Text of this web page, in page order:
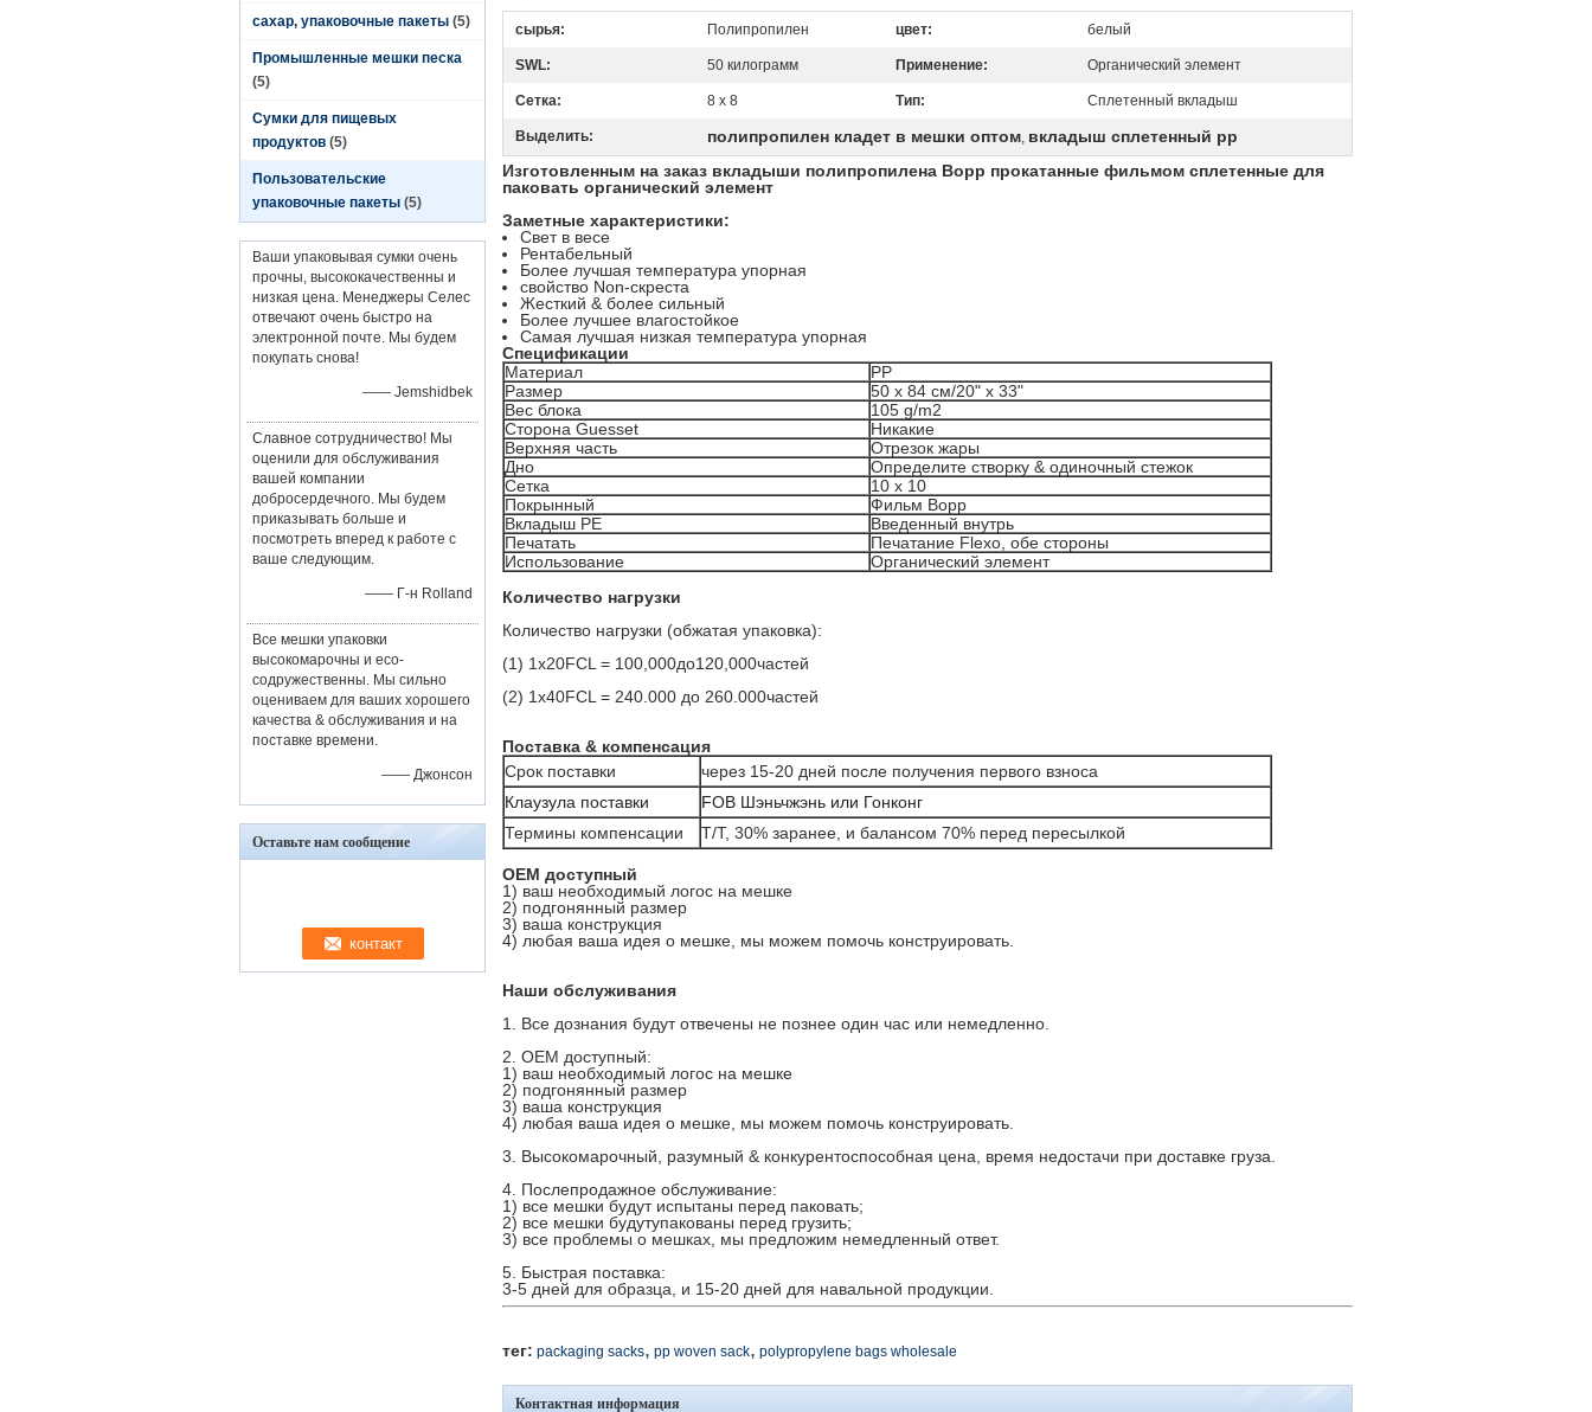
сахар, упаковочные пакеты (5)
Промышленные мешки песка
(5)
Сумки для пищевых
продуктов (5)
Пользовательские
упаковочные пакеты (5)
Ваши упаковывая сумки очень
прочны, высококачественны и
низкая цена. Менеджеры Селес
отвечают очень быстро на
электронной почте. Мы будем
покупать снова!
—— Jemshidbek
Славное сотрудничество! Мы
оценили для обслуживания
вашей компании
добросердечного. Мы будем
приказывать больше и
посмотреть вперед к работе с
ваше следующим.
—— Г-н Rolland
Все мешки упаковки
высокомарочны и eco-
содружественны. Мы сильно
оцениваем для ваших хорошего
качества & обслуживания и на
поставке времени.
—— Джонсон
Оставьте нам сообщение
сырья: Полипропилен цвет: белый
SWL: 50 килограмм Применение: Органический элемент
Сетка: 8 x 8 Тип: Сплетенный вкладыш
Выделить: полипропилен кладет в мешки оптом, вкладыш сплетенный pp
Изготовленным на заказ вкладыши полипропилена Bopp прокатанные фильмом сплетенные для
паковать органический элемент
Заметные характеристики:
Свет в весе
Рентабельный
Более лучшая температура упорная
свойство Non-скреста
Жесткий & более сильный
Более лучшее влагостойкое
Самая лучшая низкая температура упорная
Спецификации
Материал
PP
Размер
50 x 84 см/20" x 33"
Вес блока
105 g/m2
Сторона Guesset
Никакие
Верхняя часть
Отрезок жары
Дно
Определите створку & одиночный стежок
Сетка
10 x 10
Покрынный
Фильм Bopp
Вкладыш PE
Введенный внутрь
Печатать
Печатание Flexo, обе стороны
Использование
Органический элемент
Количество нагрузки
Количество нагрузки (обжатая упаковка):
(1) 1x20FCL = 100,000до120,000частей
(2) 1x40FCL = 240.000 до 260.000частей
Поставка & компенсация
Срок поставки
через 15-20 дней после получения первого взноса
Клаузула поставки
FOB Шэньчжэнь или Гонконг
Термины компенсации
T/T, 30% заранее, и балансом 70% перед пересылкой
OEM доступный
1) ваш необходимый логос на мешке
2) подгонянный размер
3) ваша конструкция
4) любая ваша идея о мешке, мы можем помочь конструировать.
Наши обслуживания
1. Все дознания будут отвечены не познее один час или немедленно.
2. OEM доступный:
1) ваш необходимый логос на мешке
2) подгонянный размер
3) ваша конструкция
4) любая ваша идея о мешке, мы можем помочь конструировать.
3. Высокомарочный, разумный & конкурентоспособная цена, время недостачи при доставке груза.
4. Послепродажное обслуживание:
1) все мешки будут испытаны перед паковать;
2) все мешки будутупакованы перед грузить;
3) все проблемы о мешках, мы предложим немедленный ответ.
5. Быстрая поставка:
3-5 дней для образца, и 15-20 дней для навальной продукции.
тег: packaging sacks, pp woven sack, polypropylene bags wholesale
Контактная информация